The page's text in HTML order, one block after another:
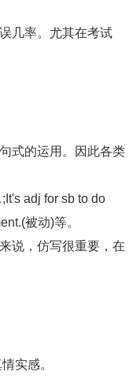
几率。尤其在考试
式的运用。因此各类
adj for sb to do
被动)等。
说，仿写很重要，在
实感。